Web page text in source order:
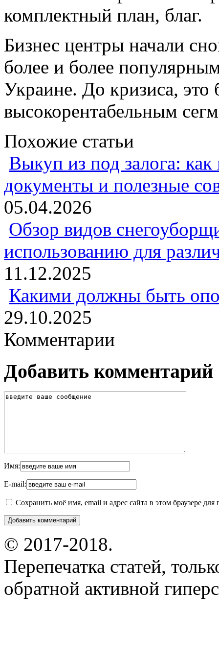
комплектный план, благ.
Бизнес центры начали
более и более
Украине. До кризиса,
высокорентабельным
Похожие статьи
Выкуп из под залога:
документы и полезные
05.04.2026
Обзор видов
использованию для
11.12.2025
Какими должны быть
29.10.2025
Комментарии
Добавить комментарий
Имя:
E-mail:
Сохранить моё имя, email и адрес сайта в этом браузере
© 2017-2018.
Перепечатка статей,
обратной активной